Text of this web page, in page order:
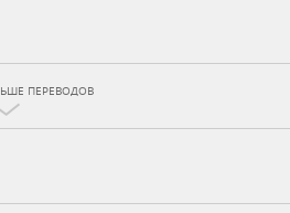
ПЕРЕВОДОВ